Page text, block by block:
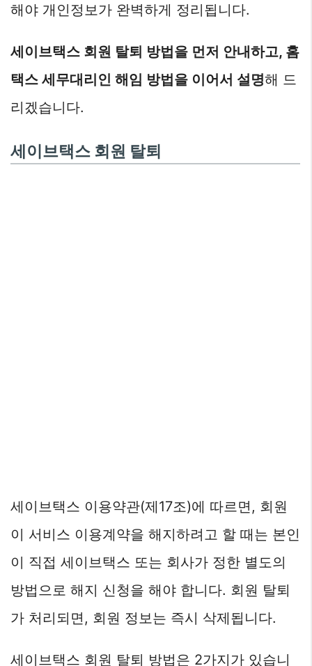
해야 개인정보가 완벽하게 정리됩니다.
세이브택스 회원 탈퇴 방법을 먼저 안내하고, 홈
택스 세무대리인 해임 방법을 이어서 설명해 드
리겠습니다.
세이브택스 회원 탈퇴
세이브택스 이용약관(제17조)에 따르면, 회원
이 서비스 이용계약을 해지하려고 할 때는 본인
이 직접 세이브택스 또는 회사가 정한 별도의
방법으로 해지 신청을 해야 합니다. 회원 탈퇴
가 처리되면, 회원 정보는 즉시 삭제됩니다.
세이브택스 회원 탈퇴 방법은 2가지가 있습니